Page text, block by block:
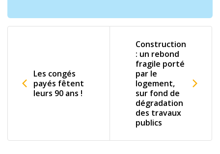
Les congés
payés fêtent
leurs 90 ans !
Construction
: un rebond
fragile porté
par le
logement,
sur fond de
dégradation
des travaux
publics